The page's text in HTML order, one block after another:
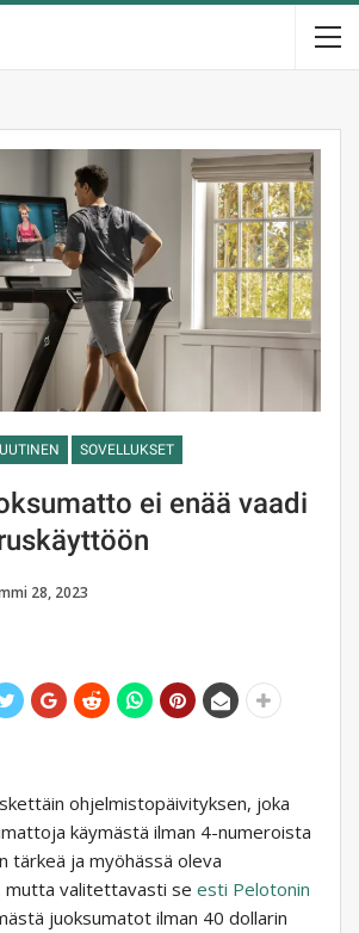
UUTINEN SOVELLUKSET
ei enää vaadi
28, 2023
ohjelmistopäivityksen, joka
käymästä ilman 4-numeroista
tärkeä ja myöhässä oleva
mutta valitettavasti se esti Pelotonin
juoksumatot ilman 40 dollarin